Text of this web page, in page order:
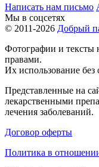
Написать нам письмо
Мы в соцсетях
© 2011-2026 Добрый
Фотографии и тексты
правами.
Их использование без
Представленные на
лекарственными
лечения заболеваний.
Договор оферты
Политика в